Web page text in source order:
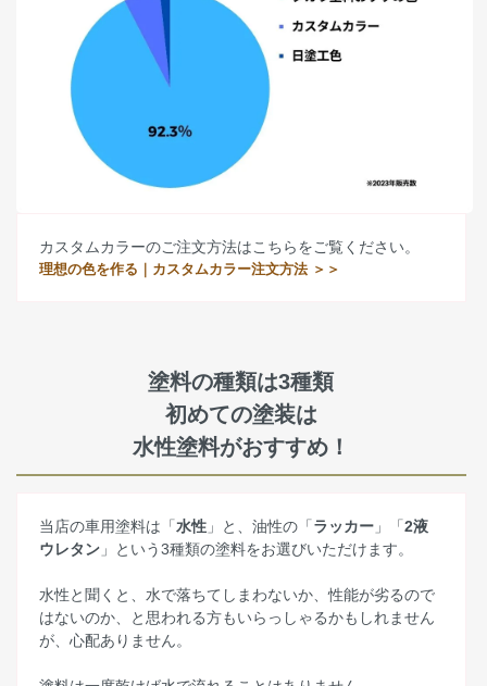
カスタムカラーのご注文方法はこちらをご覧ください。
理想の色を作る｜カスタムカラー注文方法 ＞＞
塗料の種類は3種類
初めての塗装は
水性塗料がおすすめ！
当店の車用塗料は「 水性 」と、油性の「 ラッカー 」「 2液
ウレタン 」という3種類の塗料をお選びいただけます。
水性と聞くと、水で落ちてしまわないか、性能が劣るので
はないのか、と思われる方もいらっしゃるかもしれません
が、心配ありません。